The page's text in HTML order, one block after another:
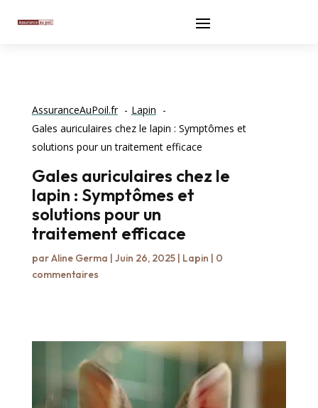
AssuranceAuPoil.fr
Lapin
Gales auriculaires chez le lapin : Symptômes et
solutions pour un traitement efficace
Gales auriculaires chez le
lapin : Symptômes et
solutions pour un
traitement efficace
parAline Germa | Juin 26, 2025| Lapin | 0
commentaires